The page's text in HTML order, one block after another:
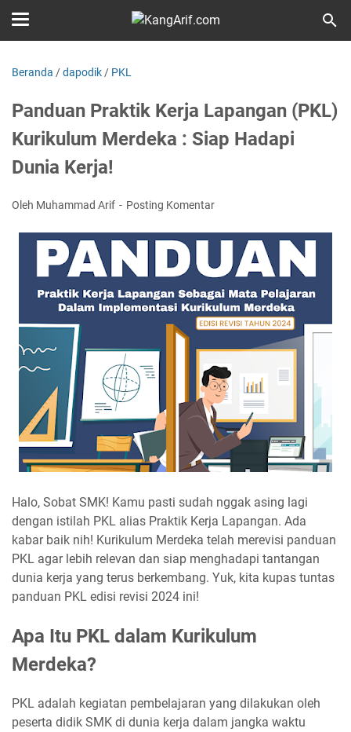
Beranda /dapodik / PKL
Panduan Praktik Kerja Lapangan (PKL)
Kurikulum Merdeka : Siap Hadapi
Dunia Kerja!
Oleh Muhammad Arif Posting Komentar
Halo, Sobat SMK! Kamu pasti sudah nggak asing lagi
dengan istilah PKL alias Praktik Kerja Lapangan. Ada
kabar baik nih! Kurikulum Merdeka telah merevisi panduan
PKL agar lebih relevan dan siap menghadapi tantangan
dunia kerja yang terus berkembang. Yuk, kita kupas tuntas
panduan PKL edisi revisi 2024 ini!
Apa Itu PKL dalam Kurikulum
Merdeka?
PKL adalah kegiatan pembelajaran yang dilakukan oleh
peserta didik SMK di dunia kerja dalam jangka waktu